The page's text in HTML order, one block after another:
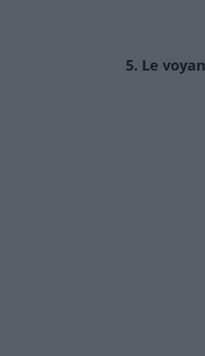
5. Le
ne serait
6. Le
lors de
7. Le